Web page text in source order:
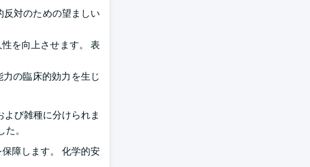
対のための望ましい
を向上させます。 表
の臨床的効力を生じ
び雑種に分けられま
。
障します。 化学的安